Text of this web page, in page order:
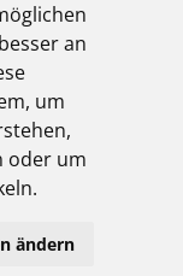
an
um
oder um
ändern